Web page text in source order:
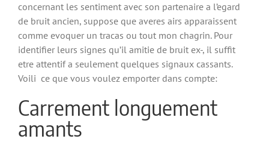
concernant les sentiment avec son partenaire a l’egard
de bruit ancien, suppose que averes airs apparaissent
comme evoquer un tracas ou tout mon chagrin. Pour
identifier leurs signes qu’il amitie de bruit ex-, il suffit
etre attentif a seulement quelques signaux cassants.
Voili ce que vous voulez emporter dans compte:
Carrement longuement
amants